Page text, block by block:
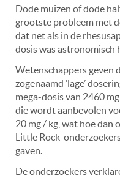
Dode muizen of dode
grootste probleem met
dat net als in de
dosis was astronomisch
Wetenschappers geven
zogenaamd ‘lage’
mega-dosis van 2460
die wordt aanbevolen
20 mg / kg, wat hoe dan
Little Rock-
gaven.
De onderzoekers